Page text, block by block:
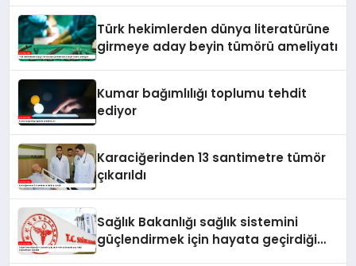
Türk hekimlerden dünya literatürüne
girmeye aday beyin tümörü ameliyatı
Kumar bağımlılığı toplumu tehdit
ediyor
Karaciğerinden 13 santimetre tümör
çıkarıldı
Sağlık Bakanlığı sağlık sistemini
güçlendirmek için hayata geçirdiği